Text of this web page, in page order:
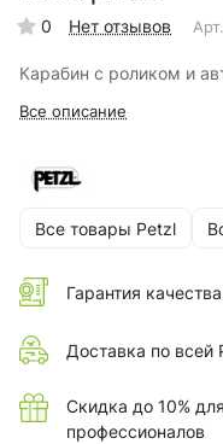
0 Нет отзывов Арт.
Карабин с роликом и
Все описание
Все товары Petzl
Гарантия
Доставка по всей
Скидка до 10%
профессионалов